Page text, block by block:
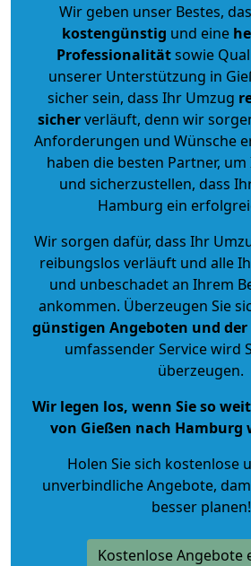
Wir geben unser Bestes,
kostengünstig und eine
Professionalitätsowie
unserer Unterstützung in
sicher sein, dass Ihr Umzug
sicherverläuft, denn wir
Anforderungen und Wünsche
haben die besten Partner,
und sicherzustellen, dass
Hamburg ein
Wir sorgen dafür, dass Ihr
reibungslos verläuft und alle
und unbeschadet an Ihrem
ankommen. Überzeugen Sie
günstigen Angeboten und
umfassender Service wird
überzeugen.
Wir legen los, wenn Sie so
von Gießen nach Hamburg
Holen Sie sich kostenlose
unverbindliche Angebote,
besser planen!
Kostenlose Angebote